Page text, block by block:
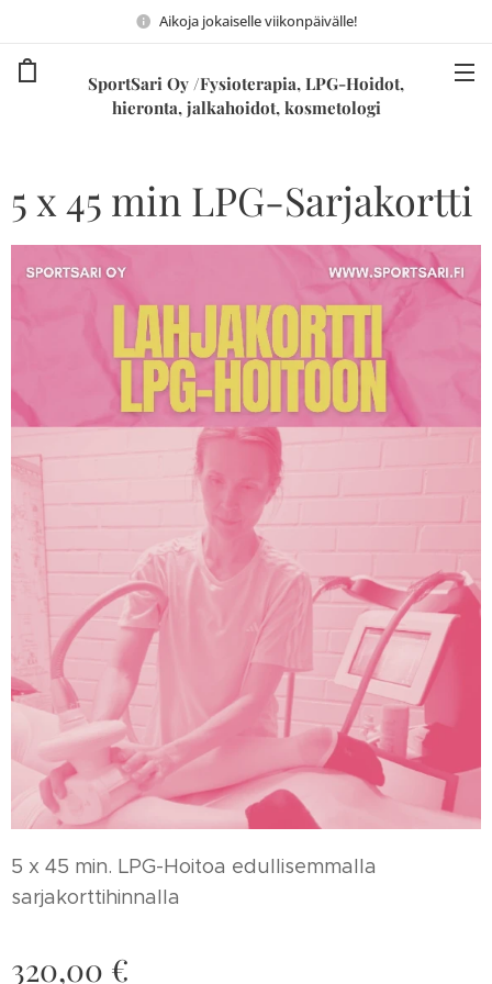
Aikoja jokaiselle viikonpäivälle!
SportSari Oy /Fysioterapia, LPG-Hoidot,
hieronta, jalkahoidot, kosmetologi
5 x 45 min LPG-Sarjakortti
5 x 45 min. LPG-Hoitoa edullisemmalla
sarjakorttihinnalla
320,00 €